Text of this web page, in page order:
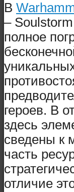
В
– Soulstorm
полное
героев. В
здесь
сведены к
часть
отличие